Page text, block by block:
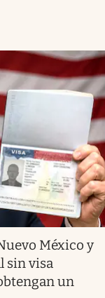
México y
sin visa
un